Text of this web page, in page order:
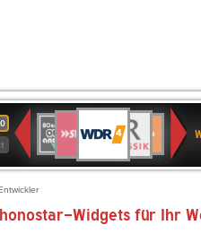
Deutschlandfunk
80er
90er
OLDIE
ANTENNE
4
KLASSIK
Kultur
Kultur
2
Widgets für Ihr